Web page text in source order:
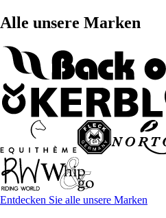
Alle unsere Marken
Entdecken Sie alle unsere Marken